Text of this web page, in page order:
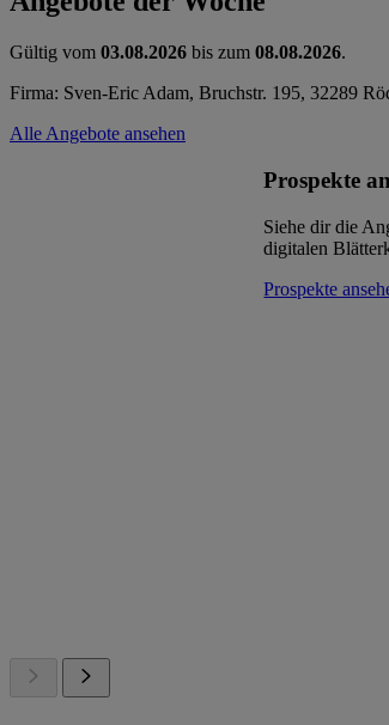
Gültig vom 03.08.2026 bis zum 08.08.2026.
Firma: Sven-Eric Adam, Bruchstr. 195, 32289
Alle Angebote ansehen
Prospekte
Siehe dir die
digitalen
Prospekte